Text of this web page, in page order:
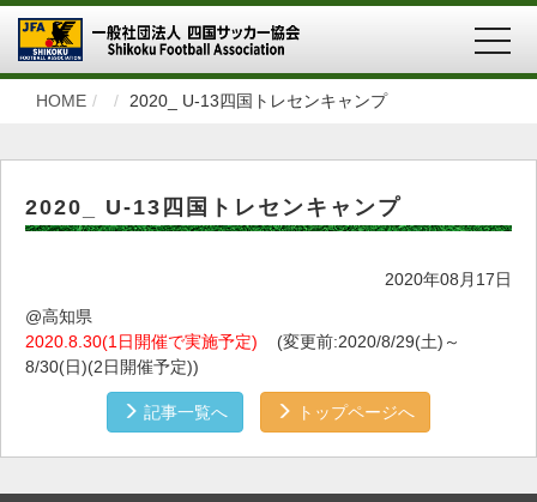
HOME 2020_ U-13四国トレセンキャンプ
2020_ U-13四国トレセンキャンプ
2020年08月17日
@高知県
2020.8.30(1日開催で実施予定) (変更前:2020/8/29(土)～
8/30(日)(2日開催予定))
記事一覧へ トップページへ